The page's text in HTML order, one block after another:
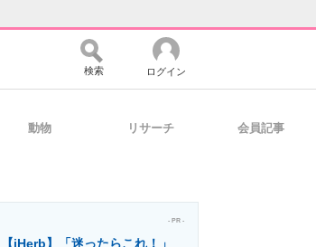
検索 ログイン
動物 リサーチ 会員記事
- PR -
【iHerb】「迷ったらこれ！」